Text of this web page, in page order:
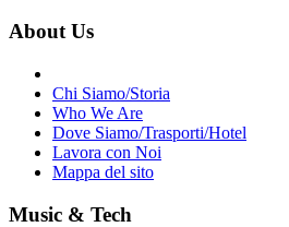
About Us
Chi Siamo/Storia
Who We Are
Dove Siamo/Trasporti/Hotel
Lavora con Noi
Mappa del sito
Music & Tech